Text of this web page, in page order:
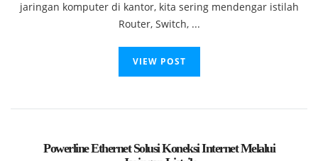
jaringan komputer di kantor, kita sering mendengar istilah
Router, Switch, ...
VIEW POST
Powerline Ethernet Solusi Koneksi Internet Melalui